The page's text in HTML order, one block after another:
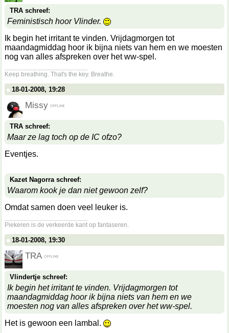
TRA schreef:
Feministisch hoor Vlinder.
Ik begin het irritant te vinden. Vrijdagmorgen tot
maandagmiddag hoor ik bijna niets van hem en we moesten
nog van alles afspreken over het ww-spel.
Keep breathing. That's the key. Breathe.
18-01-2008, 19:28
Missy
TRA schreef:
Maar ze lag toch op de IC ofzo?
Eventjes.
Kazet Nagorra schreef:
Waarom kook je dan niet gewoon zelf?
Omdat samen doen veel leuker is.
Piekeren is de verkeerde kant op fantaseren.
18-01-2008, 19:30
TRA
Vlindertje schreef:
Ik begin het irritant te vinden. Vrijdagmorgen tot
maandagmiddag hoor ik bijna niets van hem en we
moesten nog van alles afspreken over het ww-spel.
Het is gewoon een lambal.